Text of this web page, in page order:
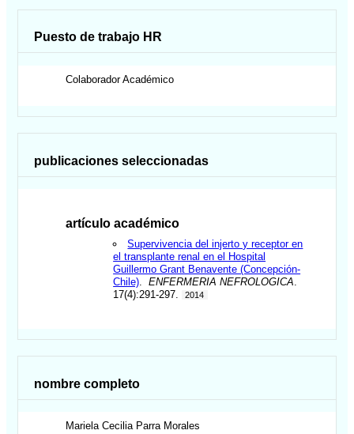
Puesto de trabajo HR
Colaborador Académico
publicaciones seleccionadas
artículo académico
Supervivencia del injerto y receptor en
el transplante renal en el Hospital
Guillermo Grant Benavente (Concepción-
Chile) .ENFERMERIA NEFROLOGICA
17(4):291-297.
2014
nombre completo
Mariela Cecilia Parra Morales